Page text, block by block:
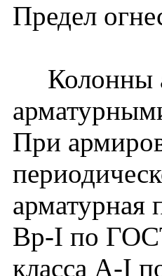
Предел
Колонны
При
арматурная
Вр-I по ГОСТ
класса A-I